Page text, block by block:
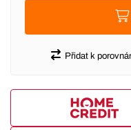
Přidat k